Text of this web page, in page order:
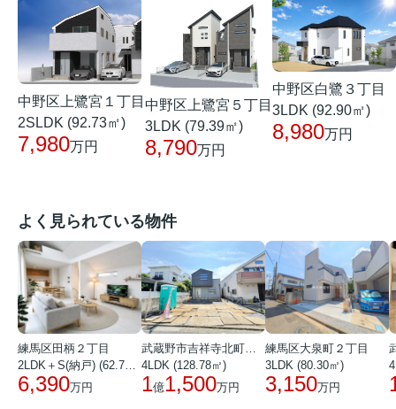
中野区上鷺宮１丁目
2SLDK (92.73㎡)
7,980万円
中野区上鷺宮５丁目
3LDK (79.39㎡)
8,790万円
中野区白鷺３丁目
3LDK (92.90㎡)
8,980万円
よく見られている物件
練馬区田柄２丁目
2LDK＋S(納戸) (62.72㎡)
6,390万円
武蔵野市吉祥寺北町１丁目
4LDK (128.78㎡)
1億1,500万円
練馬区大泉町２丁目
3LDK (80.30㎡)
3,150万円